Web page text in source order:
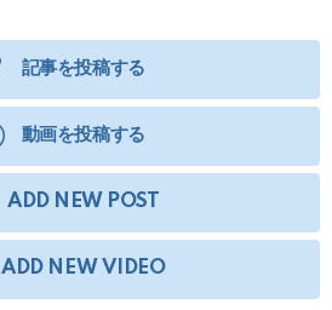
記事を投稿する
動画を投稿する
ADD NEW POST
ADD NEW VIDEO